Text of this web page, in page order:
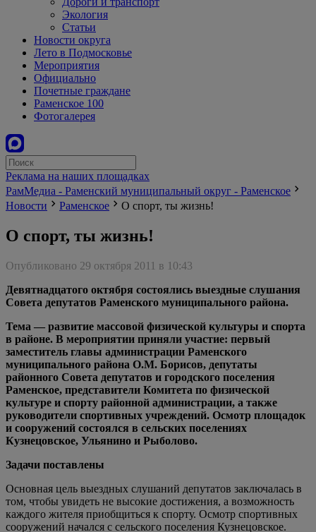
Экология
Статьи
Новости округа
Лето в Подмосковье
Мероприятия
Официально
Почетные граждане
Раменское 100
Фотогалерея
Реклама на наших площадках
РамМедиа - Раменский муниципальный округ - Раменское
Новости
Раменское О спорт, ты жизнь!
О спорт, ты жизнь!
Опубликовано 29 октября 2011 в 10:43
Девятнадцатого октября состоялись выездные слушания
Совета депутатов Раменского муниципального района.
Тема — развитие массовой физической культуры и спорта
в районе. В мероприятии приняли участие: первый
заместитель главы администрации Раменского
муниципального района О.М. Борисов, депутаты
районного Совета депутатов и городского поселения
Раменское, представители Комитета по физической
культуре и спорту районной администрации, а также
руководители спортивных учреждений. Осмотр площадок
и сооружений состоялся в сельских поселениях
Кузнецовское, Ульянино и Рыболово.
Задачи поставлены
Основная цель выездных слушаний депутатов заключалась в
том, чтобы увидеть не высокие достижения, а возможность
каждого жителя приобщиться к спорту. Осмотр спортивных
сооружений начался с сельского поселения Кузнецовское.